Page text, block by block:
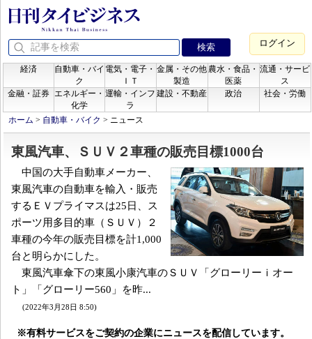
ログイン
経済
自動車・バイ
ク
電気・電子・
ＩＴ
金属・その他
製造
農水・食品・
医薬
流通・サービ
ス
金融・証券
エネルギー・
化学
運輸・インフ
ラ
建設・不動産 政治 社会・労働
ホーム > 自動車・バイク > ニュース
東風汽車、ＳＵＶ２車種の販売目標1000台
中国の大手自動車メーカー、
東風汽車の自動車を輸入・販売
するＥＶプライマスは25日、ス
ポーツ用多目的車（ＳＵＶ）２
車種の今年の販売目標を計1,000
台と明らかにした。
東風汽車傘下の東風小康汽車のＳＵＶ「グローリーｉオー
ト」「グローリー560」を昨...
(2022年3月28日 8:50)
※有料サービスをご契約の企業にニュースを配信しています。